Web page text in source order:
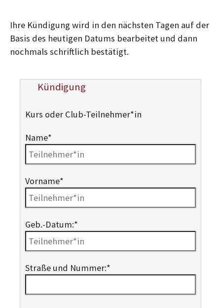
Ihre Kündigung wird in den nächsten Tagen auf der
Basis des heutigen Datums bearbeitet und dann
nochmals schriftlich bestätigt.
Kündigung
Kurs oder Club-Teilnehmer*in
Name*
Vorname*
Geb.-Datum:*
Straße und Nummer:*